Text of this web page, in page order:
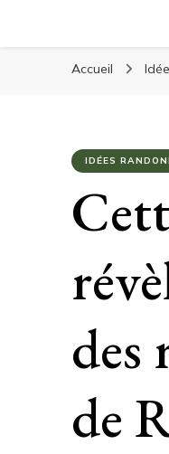
Accueil
IDÉES
des
de